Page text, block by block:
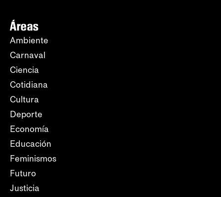
Áreas
Ambiente
Carnaval
Ciencia
Cotidiana
Cultura
Deporte
Economía
Educación
Feminismos
Futuro
Justicia